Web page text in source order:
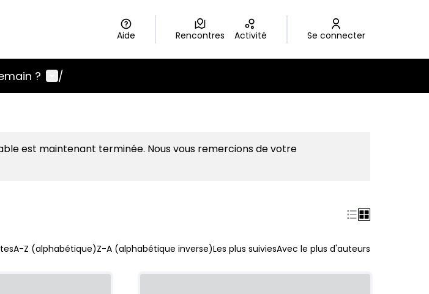
Aide Rencontres Activité Se connecter
? Menu utilisateur
/
est maintenant terminée. Nous vous remercions de votre
A-Z (alphabétique)Z-A (alphabétique inverse)Les plus suiviesAvec le plus d'auteurs